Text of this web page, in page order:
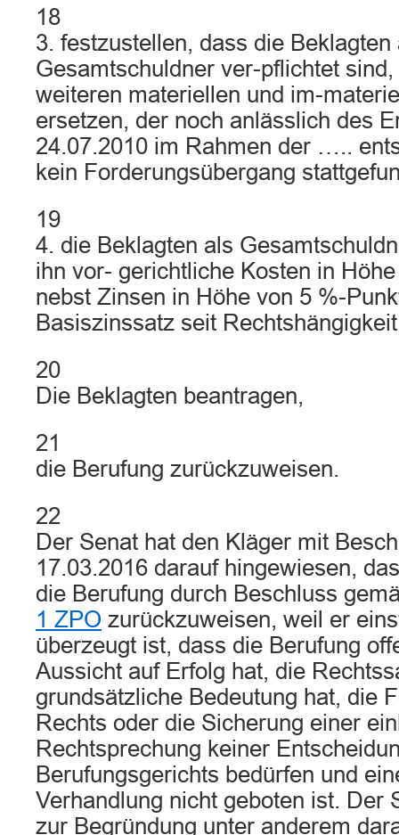
18
3. festzustellen, dass die Beklagten
Gesamtschuldner ver-pflichtet
weiteren materiellen und im-
ersetzen, der noch anlässlich des
24.07.2010 im Rahmen der …..
kein Forderungsübergang
19
4. die Beklagten als
ihn vor- gerichtliche Kosten in
nebst Zinsen in Höhe von 5 %-
Basiszinssatz seit
20
Die Beklagten beantragen,
21
die Berufung zurückzuweisen.
22
Der Senat hat den Kläger mit
17.03.2016 darauf hingewiesen,
die Berufung durch Beschluss
1 ZPO zurückzuweisen, weil er
überzeugt ist, dass die Berufung
Aussicht auf Erfolg hat, die
grundsätzliche Bedeutung hat, die
Rechts oder die Sicherung einer
Rechtsprechung keiner
Berufungsgerichts bedürfen und
Verhandlung nicht geboten ist. Der
zur Begründung unter anderem